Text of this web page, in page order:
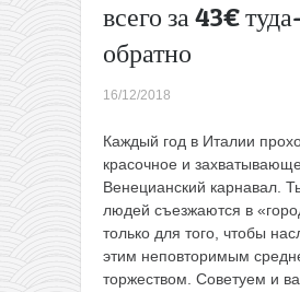
всего за 43€
обратно
16/12/2018
Каждый год в Италии
красочное и
Венецианский карнавал.
людей съезжаются в
только для того, чтобы
этим неповторимым
торжеством. Советуем и